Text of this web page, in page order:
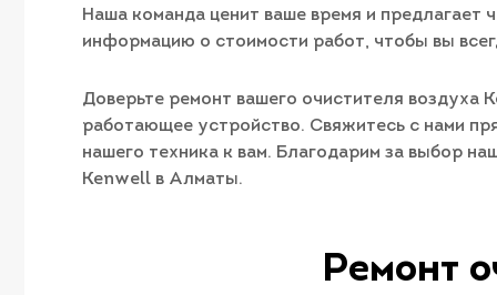
Наша команда ценит ваше время и
информацию о стоимости работ, чтобы вы
Доверьте ремонт вашего очистителя воздуха
работающее устройство. Свяжитесь с нами
нашего техника к вам. Благодарим за выбор
Kenwell в Алматы.
Ремонт